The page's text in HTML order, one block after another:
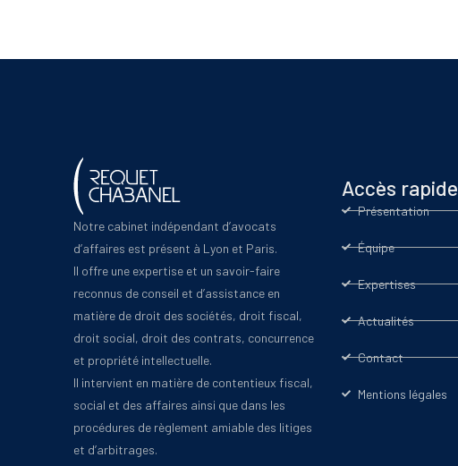
Notre cabinet indépendant d’avocats
d’affaires est présent à Lyon et Paris.
Il offre une expertise et un savoir-faire
reconnus de conseil et d’assistance en
matière de droit des sociétés, droit fiscal,
droit social, droit des contrats, concurrence
et propriété intellectuelle.
Il intervient en matière de contentieux fiscal,
social et des affaires ainsi que dans les
procédures de règlement amiable des litiges
et d’arbitrages.
Accès rapide
Présentation
Équipe
Expertises
Actualités
Contact
Mentions légales